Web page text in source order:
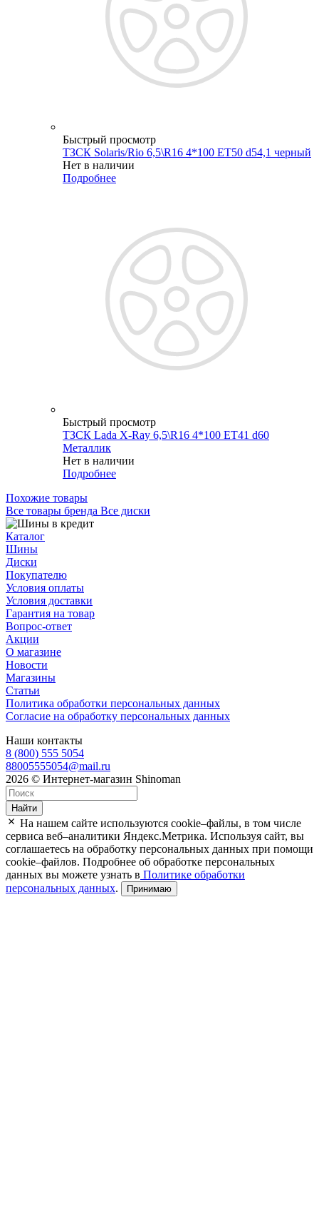
Быстрый просмотр
ТЗСК Solaris/Rio 6,5\R16 4*100 ET50 d54,1 черный
Нет в наличии
Подробнее
Быстрый просмотр
ТЗСК Lada X-Ray 6,5\R16 4*100 ET41 d60
Металлик
Нет в наличии
Подробнее
Похожие товары
Все товары бренда Все диски
Каталог
Шины
Диски
Покупателю
Условия оплаты
Условия доставки
Гарантия на товар
Вопрос-ответ
Акции
О магазине
Новости
Магазины
Статьи
Политика обработки персональных данных
Согласие на обработку персональных данных
Наши контакты
8 (800) 555 5054
88005555054@mail.ru
2026 © Интернет-магазин Shinoman
Найти
На нашем сайте используются cookie–файлы, в том числе
сервиса веб–аналитики Яндекс.Метрика. Используя сайт, вы
соглашаетесь на обработку персональных данных при помощи
cookie–файлов. Подробнее об обработке персональных
данных вы можете узнать в Политике обработки
персональных данных. Принимаю